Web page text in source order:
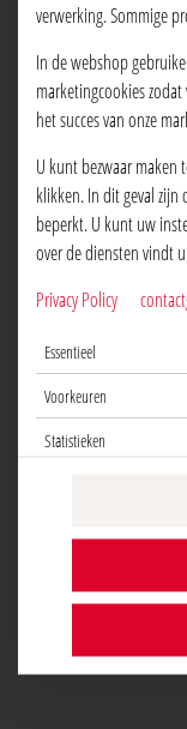
verwerking. Sommige
In de webshop
marketingcookies
het succes van onze
U kunt bezwaar maken
klikken. In dit geval
beperkt. U kunt uw
over de diensten vindt
Privacy Policy
Essentieel
Voorkeuren
Statistieken
créme met